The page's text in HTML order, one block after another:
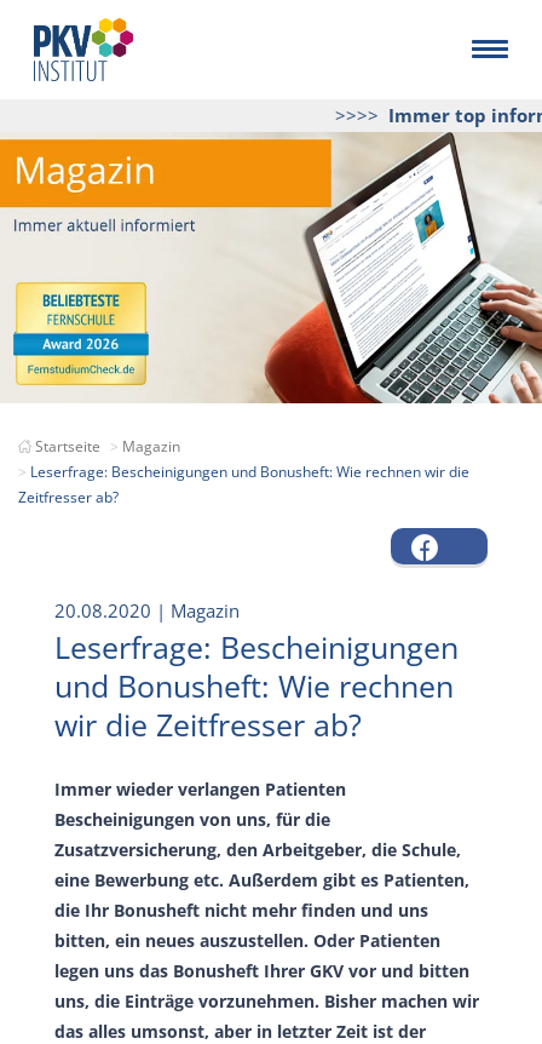
>>>>Immer top
Startseite
Magazin
Leserfrage: Bescheinigungen und Bonusheft: Wie rechnen wir die
Zeitfresser ab?
20.08.2020 | Magazin
Leserfrage: Bescheinigungen
und Bonusheft: Wie rechnen
wir die Zeitfresser ab?
Immer wieder verlangen Patienten
Bescheinigungen von uns, für die
Zusatzversicherung, den Arbeitgeber, die Schule,
eine Bewerbung etc. Außerdem gibt es Patienten,
die Ihr Bonusheft nicht mehr finden und uns
bitten, ein neues auszustellen. Oder Patienten
legen uns das Bonusheft Ihrer GKV vor und bitten
uns, die Einträge vorzunehmen. Bisher machen wir
das alles umsonst, aber in letzter Zeit ist der